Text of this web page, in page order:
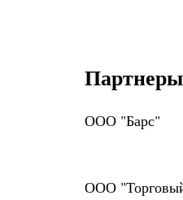
Партнеры
ООО "Барс"
ООО